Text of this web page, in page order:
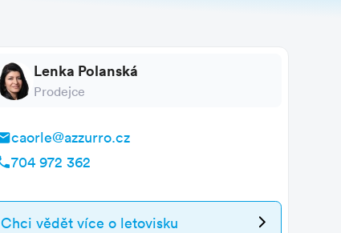
Lenka Polanská
Prodejce
caorle@azzurro.cz
704 972 362
Chci vědět více o letovisku